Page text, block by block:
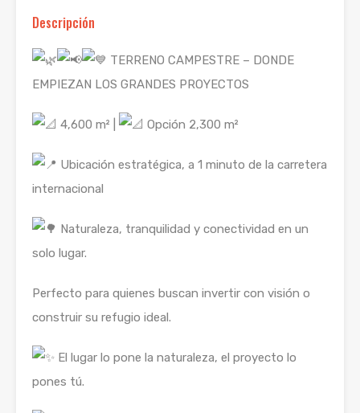
Descripción
TERRENO CAMPESTRE – DONDE
EMPIEZAN LOS GRANDES PROYECTOS
4,600 m² | Opción 2,300 m²
Ubicación estratégica, a 1 minuto de la carretera
internacional
Naturaleza, tranquilidad y conectividad en un
solo lugar.
Perfecto para quienes buscan invertir con visión o
construir su refugio ideal.
El lugar lo pone la naturaleza, el proyecto lo
pones tú.